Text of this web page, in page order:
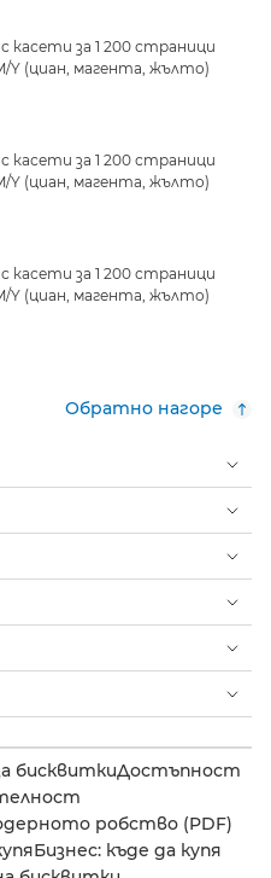
за 1 200 страници
Y (циан, магента, жълто)
за 1 200 страници
Y (циан, магента, жълто)
за 1 200 страници
Y (циан, магента, жълто)
Обратно нагоре
бисквиткиДостъпност
робство (PDF)
Бизнес: къде да купя